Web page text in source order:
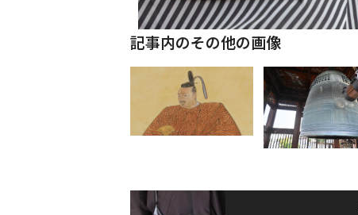
記事内のその他の画像